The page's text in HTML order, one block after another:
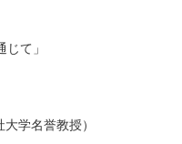
」
学名誉教授）